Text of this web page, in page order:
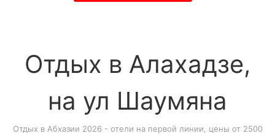
Отдых в Алахадзе,
на ул Шаумяна
Отдых в Абхазии 2026 - отели на первой линии, цены от 2500